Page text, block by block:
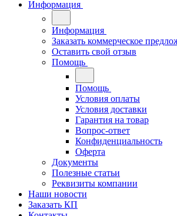
Информация
Информация
Заказать коммерческое
Оставить свой отзыв
Помощь
Помощь
Условия оплаты
Условия доставки
Гарантия на товар
Вопрос-ответ
Конфиденциальность
Оферта
Документы
Полезные статьи
Реквизиты компании
Наши новости
Заказать КП